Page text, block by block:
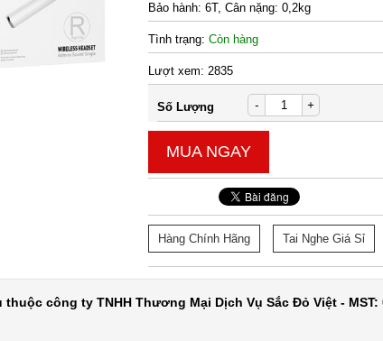
Bảo hành:6T, Cân nặng: 0,2kg
Tình trạng:Còn hàng
Lượt xem:2835
Số Lượng - +
MUA NGAY
Hàng Chính Hãng Tai Nghe Giá Sỉ
công ty TNHH Thương Mại Dịch Vụ Sắc Đỏ Việt - MST: